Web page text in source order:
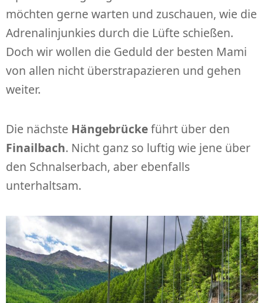
möchten gerne warten und zuschauen, wie die
Adrenalinjunkies durch die Lüfte schießen.
Doch wir wollen die Geduld der besten Mami
von allen nicht überstrapazieren und gehen
weiter.
Die nächste Hängebrückeführt über den
Finailbach. Nicht ganz so luftig wie jene über
den Schnalserbach, aber ebenfalls
unterhaltsam.